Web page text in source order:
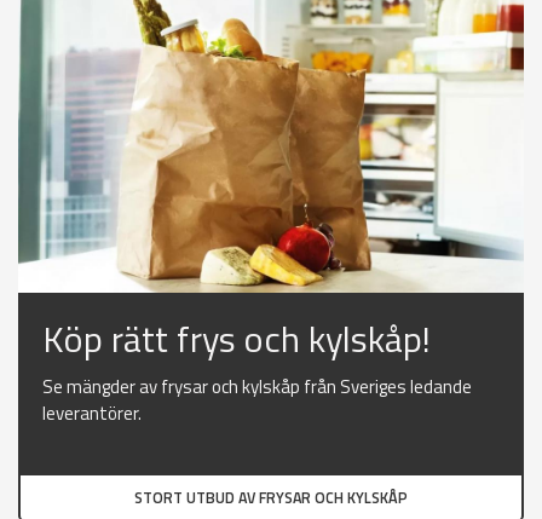
Köp rätt frys och kylskåp!
Se mängder av frysar och kylskåp från Sveriges ledande
leverantörer.
STORT UTBUD AV FRYSAR OCH KYLSKÅP